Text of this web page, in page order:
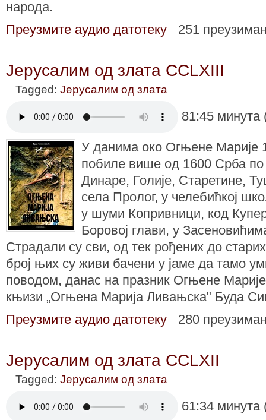
народа.
Преузмите аудио датотеку
251
Јерусалим од злата CCLXIII
Tagged: Јерусалим од злата
81:45
У данима око Огњене Марије
побиле више од 1600 Срба по
Динаре, Голије, Старетине,
села Пролог, у челебићкој
у шуми Копривници, код
Боровој глави, у
Страдали су сви, од тек рођених до
број њих су живи бачени у јаме да тамо
поводом, данас на празник Огњене
књизи „Огњена Марија Ливањска" Буда
Преузмите аудио датотеку
280
Јерусалим од злата CCLXII
Tagged: Јерусалим од злата
61:34